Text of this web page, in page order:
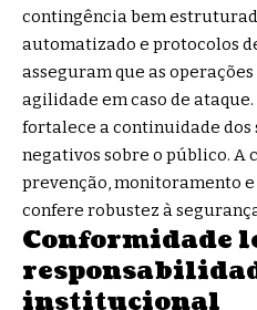
contingência bem
automatizado e protocolos
asseguram que as
agilidade em caso de
fortalece a continuidade dos
negativos sobre o público. A
prevenção, monitoramento
confere robustez à
Conformidade
institucional